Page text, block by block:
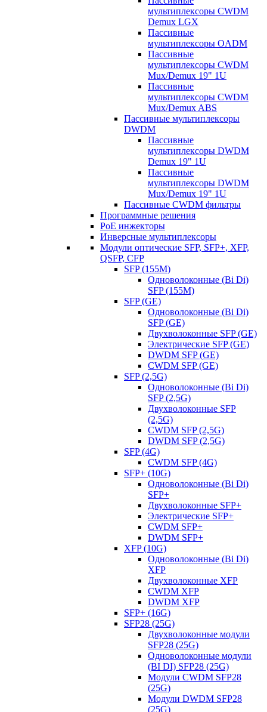
мультиплексоры CWDM
Demux LGX
Пассивные
мультиплексоры OADM
Пассивные
мультиплексоры CWDM
Mux/Demux 19" 1U
Пассивные
мультиплексоры CWDM
Mux/Demux ABS
Пассивные мультиплексоры
DWDM
Пассивные
мультиплексоры DWDM
Demux 19" 1U
Пассивные
мультиплексоры DWDM
Mux/Demux 19" 1U
Пассивные CWDM фильтры
Программные решения
PoE инжекторы
Инверсные мультиплексоры
Модули оптические SFP, SFP+, XFP,
QSFP, CFP
SFP (155M)
Одноволоконные (Bi Di)
SFP (155M)
SFP (GE)
Одноволоконные (Bi Di)
SFP (GE)
Двухволоконные SFP (GE)
Электрические SFP (GE)
DWDM SFP (GE)
CWDM SFP (GE)
SFP (2,5G)
Одноволоконные (Bi Di)
SFP (2,5G)
Двухволоконные SFP
(2,5G)
CWDM SFP (2,5G)
DWDM SFP (2,5G)
SFP (4G)
CWDM SFP (4G)
SFP+ (10G)
Одноволоконные (Bi Di)
SFP+
Двухволоконные SFP+
Электрические SFP+
CWDM SFP+
DWDM SFP+
XFP (10G)
Одноволоконные (Bi Di)
XFP
Двухволоконные XFP
CWDM XFP
DWDM XFP
SFP+ (16G)
SFP28 (25G)
Двухволоконные модули
SFP28 (25G)
Одноволоконные модули
(BI DI) SFP28 (25G)
Модули CWDM SFP28
(25G)
Модули DWDM SFP28
(25G)